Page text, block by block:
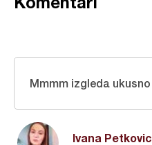
Ivana Petkovic
Mmmm izgleda ukusno